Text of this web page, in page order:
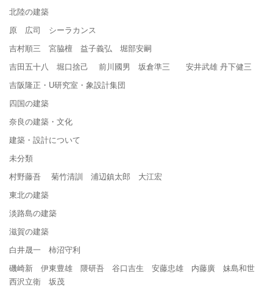
北陸の建築
原 広司 シーラカンス
吉村順三 宮脇檀 益子義弘 堀部安嗣
吉田五十八 堀口捨己 前川國男 坂倉準三 安井武雄 丹下健三
吉阪隆正・U研究室・象設計集団
四国の建築
奈良の建築・文化
建築・設計について
未分類
村野藤吾 菊竹清訓 浦辺鎮太郎 大江宏
東北の建築
淡路島の建築
滋賀の建築
白井晟一 柿沼守利
磯崎新 伊東豊雄 隈研吾 谷口吉生 安藤忠雄 内藤廣 妹島和世
西沢立衛 坂茂